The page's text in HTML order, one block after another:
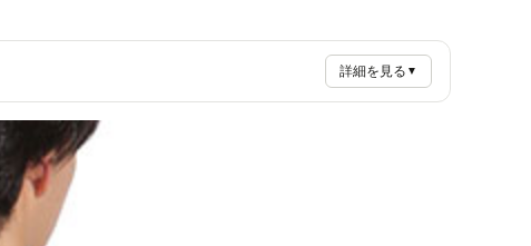
詳細を見る ▼